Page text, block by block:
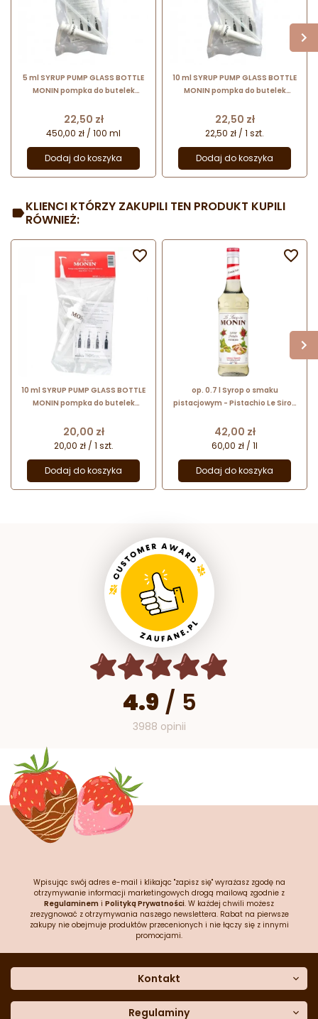
5 ml SYRUP PUMP GLASS BOTTLE
MONIN pompka do butelek
Cena
22,50 zł
450,00 zł / 100 ml
Dodaj do koszyka
10 ml SYRUP PUMP GLASS BOTTLE
MONIN pompka do butelek
Cena
22,50 zł
22,50 zł / 1 szt.
Dodaj do koszyka
KLIENCI KTÓRZY ZAKUPILI TEN PRODUKT KUPILI
RÓWNIEŻ:
10 ml SYRUP PUMP GLASS BOTTLE
MONIN pompka do butelek
Cena
20,00 zł
20,00 zł / 1 szt.
Dodaj do koszyka

op. 0.7 l Syrop o smaku
pistacjowym - Pistachio Le Sirop
Cena
42,00 zł
60,00 zł / 1l
Dodaj do koszyka

4.9 / 5
3988 opinii
Wpisując swój adres e-mail i klikając "zapisz się" wyrażasz zgodę na
otrzymywanie informacji marketingowych drogą mailową zgodnie z
Regulaminem i Polityką Prywatności. W każdej chwili możesz
zrezygnować z otrzymywania naszego newslettera. Rabat na pierwsze
zakupy nie obejmuje produktów przecenionych i nie łączy się z innymi
promocjami.
Kontakt
Dane kontaktowe
Regulaminy